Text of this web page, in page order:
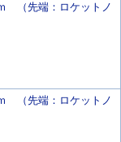
（先端：ロケットノ
（先端：ロケットノ